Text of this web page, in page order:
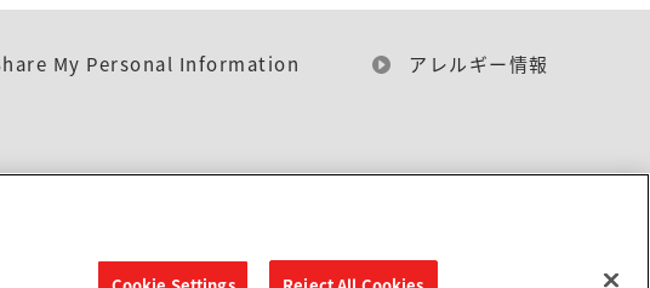
My Personal Information アレルギー情報